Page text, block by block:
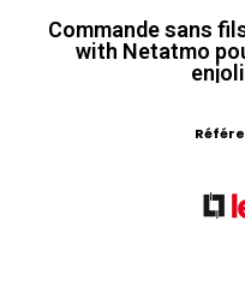
Commande sans
with Netatmo